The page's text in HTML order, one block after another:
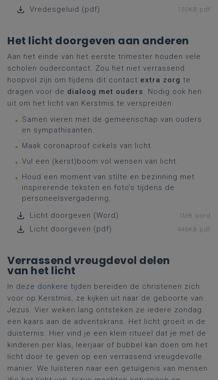
Vredesgeluid (pdf) 150KB pdf
Het licht doorgeven aan anderen
Aan het einde van het eerste trimester houden vele
scholen oudercontact. Zou het niet verrassend
hoopvol zijn om tijdens dit contact extra zorg te
dragen voor de dialoog met ouders. Nodig ook hen
uit om het licht van Kerstmis te verspreiden.
Samen vieren met de gemeenschap van ouders
en sympathisanten.
Maak coronaproof cirkels van licht.
Vul een (kerst)boom vol wensen van licht.
Houd een moment van stilte en bezinning met
inspirerende teksten en foto’s tijdens de
personeelsvergadering.
Licht doorgeven (Word)
1MB word
Licht doorgeven (pdf) 446KB pdf
Verrassend vreugdevol delen
van het licht
In deze donkere tijden bereiden de christenen zich
voor op Kerstmis, ze kijken uit naar de geboorte van
Jezus. Vier weken lang ontsteken ze iedere zondag
een kaars aan de adventskrans. Het licht groeit in de
duisternis. Hier vind je een klein ritueel dat je met de
kinderen per klas, leerjaar of bubbel kan doen om het
licht door te geven op een verrassend vreugdevolle
manier. We luisteren naar een getuigenis van mensen